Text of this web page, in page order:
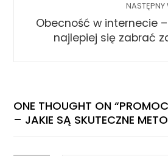
NASTĘPNY
Obecność w internecie
najlepiej się zabrać
ONE THOUGHT ON “
– JAKIE SĄ SKUTECZNE